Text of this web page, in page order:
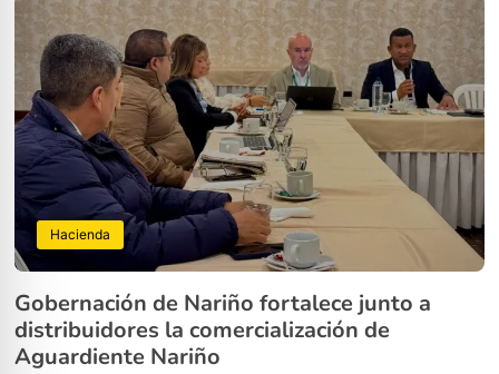
Hacienda
Gobernación de Nariño fortalece junto a
distribuidores la comercialización de
Aguardiente Nariño